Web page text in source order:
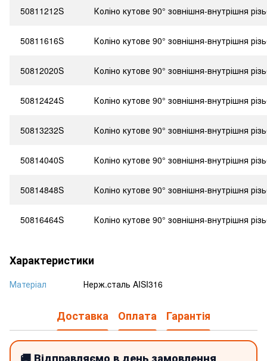
50811212S Коліно кутове 90° зовнішня-внутрішня
50811616S Коліно кутове 90° зовнішня-внутрішня
50812020S Коліно кутове 90° зовнішня-внутрішня
50812424S Коліно кутове 90° зовнішня-внутрішня
50813232S Коліно кутове 90° зовнішня-внутрішня
50814040S Коліно кутове 90° зовнішня-внутрішня
50814848S Коліно кутове 90° зовнішня-внутрішня
50816464S Коліно кутове 90° зовнішня-внутрішня
Характеристики
Матеріал Нерж.cталь AISI316
Доставка Оплата Гарантія
🚚 Відправляємо в день замовлення